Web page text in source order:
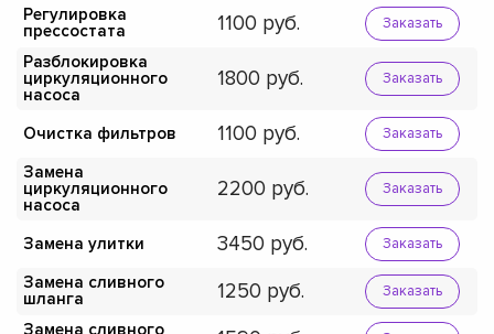
Регулировка
прессостата
1100 Заказать
Разблокировка
циркуляционного
насоса
1800 Заказать
Очистка фильтров 1100 Заказать
Замена
циркуляционного
насоса
2200 Заказать
Замена улитки 3450 Заказать
Замена сливного
шланга
1250 Заказать
Замена сливного